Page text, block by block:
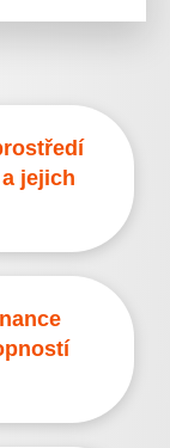
jejich